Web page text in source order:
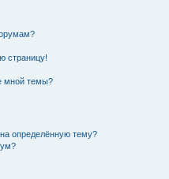
страницу!
мной темы?
определённую тему?